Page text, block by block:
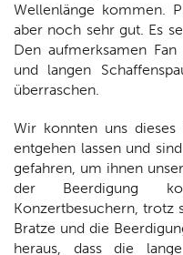
Wellenlänge kommen.
aber noch sehr gut. Es
Den aufmerksamen
und langen
überraschen.
Wir konnten uns
entgehen lassen und
gefahren, um ihnen
der Beerdigung
Konzertbesuchern, trotz
Bratze und die
heraus, dass die